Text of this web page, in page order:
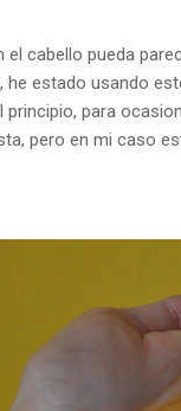
el cabello pueda
he estado usando
para
pero en mi caso